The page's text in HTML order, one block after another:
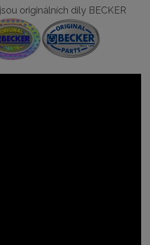
originálních díly BECKER